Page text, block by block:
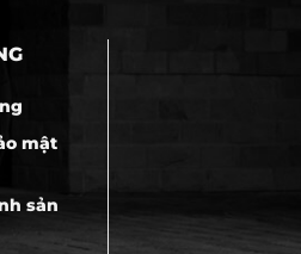
mật
sản